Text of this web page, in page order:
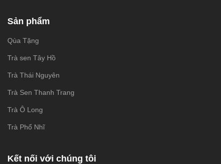
Sản phẩm
Qùa Tặng
Trà sen Tây Hồ
Trà Thái Nguyên
Trà Sen Thanh Trang
Trà Ô Long
Trà Phổ Nhĩ
Kết nối với chúng tôi